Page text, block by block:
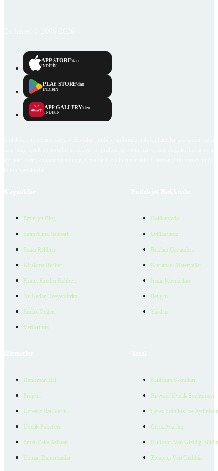
APP STORE'dan
İNDİRİN
PLAY STORE'dan
İNDİRİN
APP GALLERY'den
İNDİRİN
Emlakjet Blog
Satın Alma Rehberi
Satıcı Rehberi
Kiralama Rehberi
Konut Kredisi Rehberi
Ne Kadar Ödeyebilirim
Emlak Değeri
Verilerimiz
Hakkımızda
Ödüllerimiz
Reklam Çözümleri
Kurumsal Materyaller
İnsan Kaynakları
İletişim
Yardım
Danışman Bul
Projeler
Ücretsiz İlan Verin
Üyelik Paketleri
EmlakZeka Asistan
Uzman Danışmanlar
Kullanım Koşulları
Bireysel Üyelik Sözleşmesi
Çerez Politikası ve
Çerez Ayarları
Kullanıcı Veri Gizliliği
Ziyaretçi Veri Gizliliği